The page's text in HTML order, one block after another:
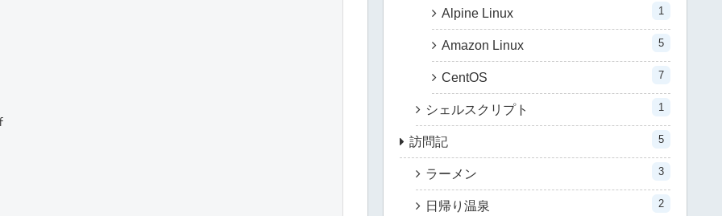
Alpine Linux 1
Amazon Linux 5
CentOS 7
シェルスクリプト 1
訪問記 5
ラーメン 3
日帰り温泉 2